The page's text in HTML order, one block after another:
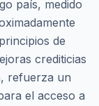
país, medido
de
crediticias
refuerza un
el acceso a